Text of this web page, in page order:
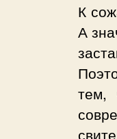
К
А
тем,